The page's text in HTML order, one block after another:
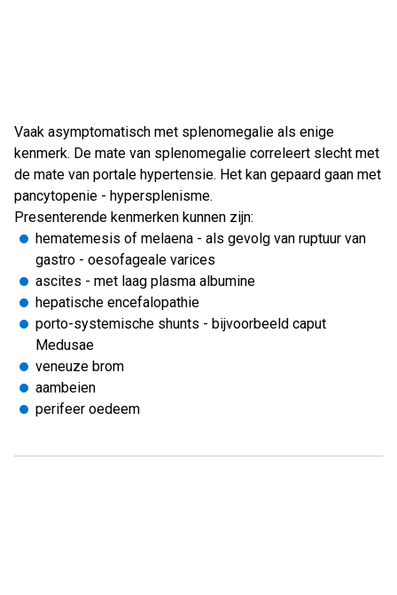
Vaak asymptomatisch met splenomegalie als enige
kenmerk. De mate van splenomegalie correleert slecht met
de mate van portale hypertensie. Het kan gepaard gaan met
pancytopenie - hypersplenisme.
Presenterende kenmerken kunnen zijn:
hematemesis of melaena - als gevolg van ruptuur van
gastro - oesofageale varices
ascites - met laag plasma albumine
hepatische encefalopathie
porto-systemische shunts - bijvoorbeeld caput
Medusae
veneuze brom
aambeien
perifeer oedeem